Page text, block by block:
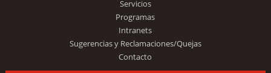
Servicios
Programas
Intranets
Sugerencias y Reclamaciones/Quejas
Contacto